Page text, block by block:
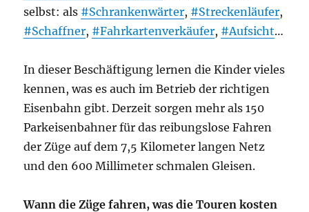
selbst: als #Schrankenwärter, #Streckenläufer,
#Schaffner, #Fahrkartenverkäufer, #Aufsicht…
In dieser Beschäftigung lernen die Kinder vieles
kennen, was es auch im Betrieb der richtigen
Eisenbahn gibt. Derzeit sorgen mehr als 150
Parkeisenbahner für das reibungslose Fahren
der Züge auf dem 7,5 Kilometer langen Netz
und den 600 Millimeter schmalen Gleisen.
Wann die Züge fahren, was die Touren kosten